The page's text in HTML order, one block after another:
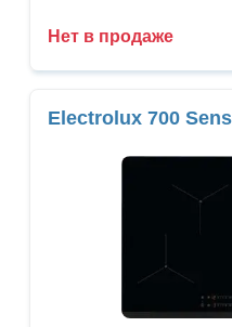
Нет в продаже
Electrolux 700